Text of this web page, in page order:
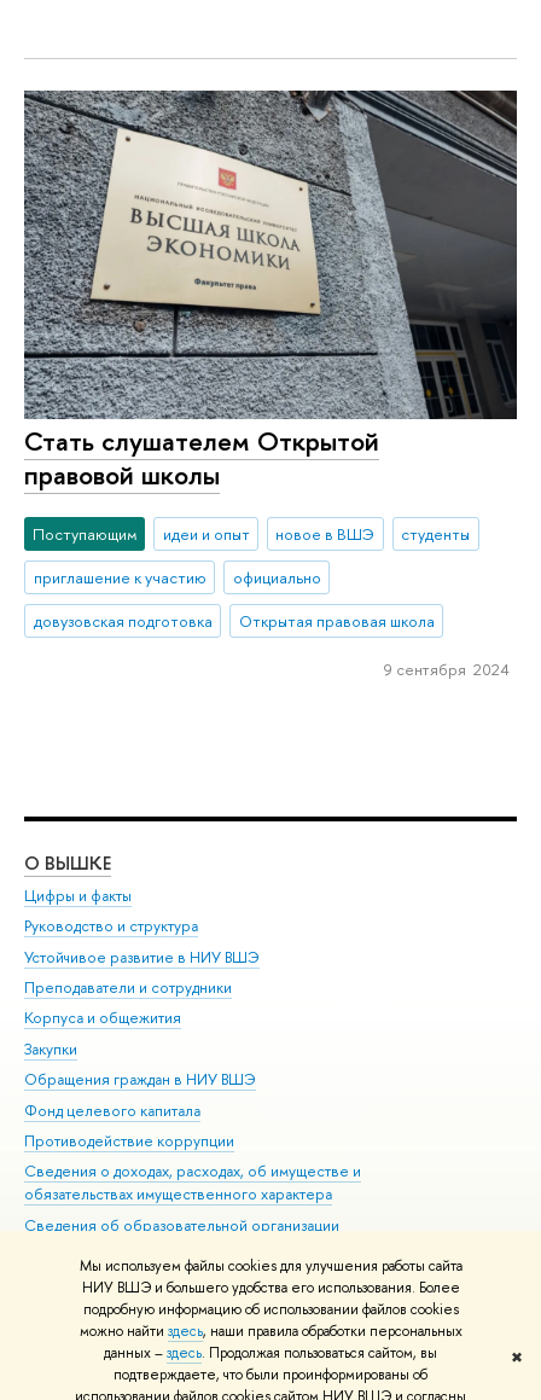
Мы используем файлы cookies для улучшения работы сайта
НИУ ВШЭ и большего удобства его использования. Более
подробную информацию об использовании файлов cookies
можно найти здесь, наши правила обработки персональных
данных –здесь. Продолжая пользоваться сайтом, вы
подтверждаете, что были проинформированы об
✖
Стать слушателем Открытой
правовой школы
Поступающим идеи и опыт новое в ВШЭ
студенты
приглашение к участию
официально
довузовская подготовка
Открытая правовая школа
9 сентября 2024
О ВЫШКЕ
Цифры и факты
Руководство и структура
Устойчивое развитие в НИУ ВШЭ
Преподаватели и сотрудники
Корпуса и общежития
Закупки
Обращения граждан в НИУ ВШЭ
Фонд целевого капитала
Противодействие коррупции
Сведения о доходах, расходах, об имуществе и
обязательствах имущественного характера
Сведения об образовательной организации
Людям с ограниченными возможностями здоровья
Единая платежная страница
Работа в Вышке